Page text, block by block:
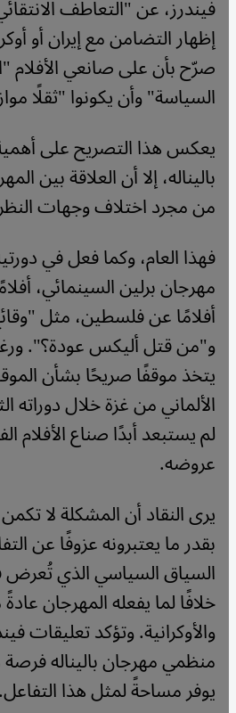
فيندرز، عن "التعاطف
إظهار التضامن مع إيران أو
صرّح بأن على صانعي الأفلام
السياسة" وأن يكونوا "ثقلًا
يعكس هذا التصريح على
باليناله، إلا أن العلاقة بين
من مجرد اختلاف وجهات
فهذا العام، وكما فعل في
مهرجان برلين السينمائي،
أفلامًا عن فلسطين، مثل
و"من قتل أليكس عودة؟".
يتخذ موقفًا صريحًا بشأن
الألماني من غزة خلال دوراته
لم يستبعد أبدًا صناع الأفلام
عروضه.
يرى النقاد أن المشكلة لا
بقدر ما يعتبرونه عزوفًا عن
السياق السياسي الذي تُعرض
خلافًا لما يفعله المهرجان عادةً
والأوكرانية. وتؤكد تعليقات
منظمي مهرجان باليناله
يوفر مساحةً لمثل هذا التفاعل.